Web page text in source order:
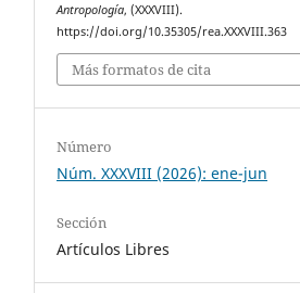
Antropología, (XXXVIII).
https://doi.org/10.35305/rea.XXXVIII.363
Más formatos de cita
Número
Núm. XXXVIII (2026): ene-jun
Sección
Artículos Libres